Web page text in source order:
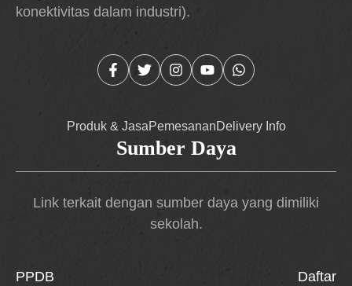
konektivitas dalam industri).
Produk & JasaPemesananDelivery Info
Sumber Daya
Link terkait dengan sumber daya yang dimiliki
sekolah.
PPDB Daftar